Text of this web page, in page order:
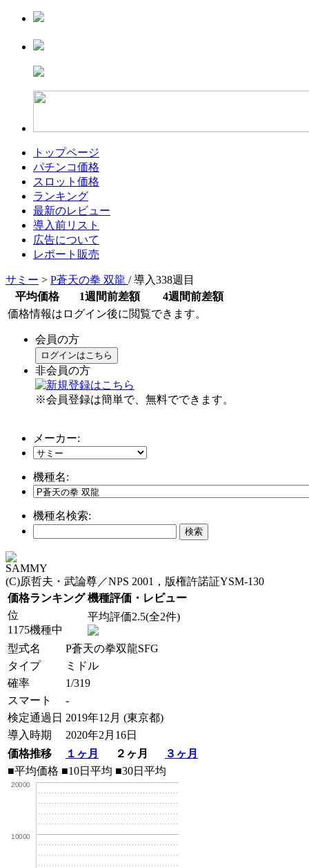
トップページ
パチンコ価格
スロット価格
ランキング
最新のレビュー
導入前リスト
広告について
レポート販売
サミー > P蒼天の拳 双龍 / 導入338週目
平均価格
1週間前差額
4週間前差額
価格情報はログイン後に閲覧できます。
会員の方
ログインはこちら
非会員の方
※会員登録は簡単で、無料でできます。
メーカー:
機種名:
機種名検索:
SAMMY
(C)原哲夫・武論尊／NPS 2001，版権許諾証YSM-130
価格ランキング 機種評価・レビュー
位
1175機種中
平均評価2.5(全2件)
型式名
P蒼天の拳双龍SFG
タイプ
ミドル
確率
1/319
スマート
-
検定通過日 2019年12月 (東京都)
導入時期
2020年2月16日
価格推移
１ヶ月 ２ヶ月
３ヶ月
■平均価格 ■10日平均 ■30日平均
10000
20000